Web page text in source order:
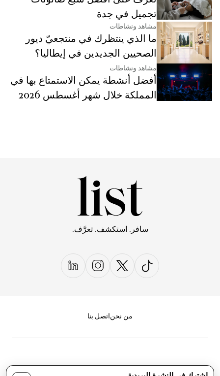
تجميل في جدة
مشاهد ونشاطات
ما الذي ينتظرك في منتجعيّ ديور
الصحيين الجديدين في إيطاليا؟
مشاهد ونشاطات
أفضل أنشطة يمكن الاستمتاع بها في
المملكة خلال شهر أغسطس 2026
سافر. استكشف. تعرَّف.
من نحن اتصل بنا